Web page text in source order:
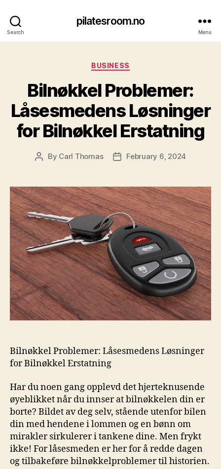
Search
pilatesroom.no
Menu
Categories
BUSINESS
Bilnøkkel Problemer:
Låsesmedens Løsninger
for Bilnøkkel Erstatning
Post
By Carl Thomas
PostFebruary 6, 2024
Bilnøkkel Problemer: Låsesmedens Løsninger
for ⁣Bilnøkkel Erstatning
Har du ⁣noen gang⁣ opplevd det hjerteknusende
øyeblikket⁢ når du ‍innser at bilnøkkelen din er‍
borte? Bildet av ⁤deg selv, stående utenfor bilen
din med hendene i lommen ‍og en bønn om​
mirakler sirkulerer i⁤ tankene dine. Men frykt
ikke! For ​låsesmeden er her for å redde dagen
⁢og tilbakeføre bilnøkkelproblemer til historien.